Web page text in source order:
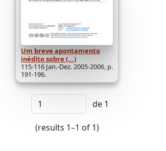
Um breve apontamento
inédito sobre (...)
115-116 Jan.-Dez. 2005-2006, p.
191-196.
de 1
(results 1–1 of 1)